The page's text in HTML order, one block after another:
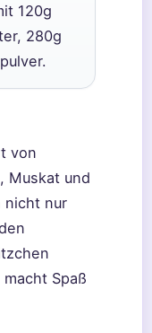
120g
280g
von
Muskat und
nicht nur
Spaß